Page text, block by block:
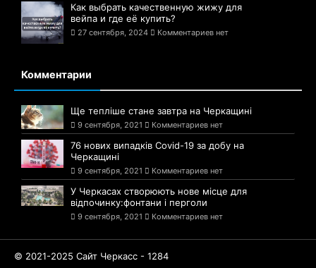
Как выбрать качественную жижу для
вейпа и где её купить?
27 сентября, 2024 Комментариев нет
Комментарии
Ще тепліше стане завтра на Черкащині
9 сентября, 2021 Комментариев нет
76 нових випадків Covid-19 за добу на
Черкащині
9 сентября, 2021 Комментариев нет
У Черкасах створюють нове місце для
відпочинку:фонтани і перголи
9 сентября, 2021 Комментариев нет
© 2021-2025 Сайт Черкасс - 1284